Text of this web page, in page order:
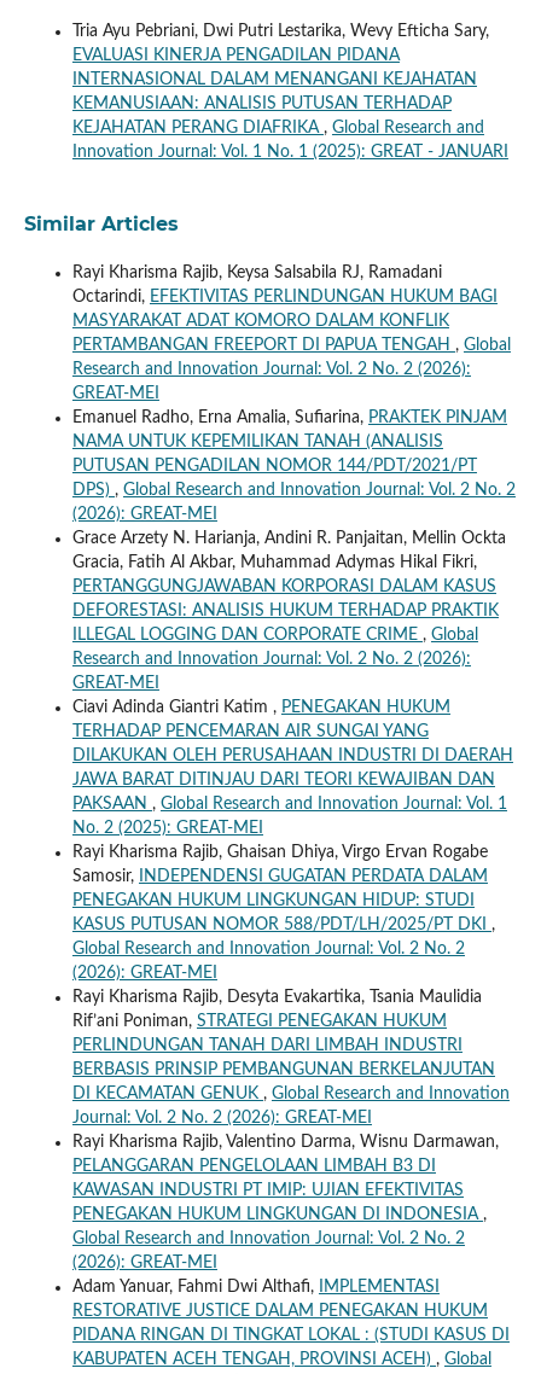
Tria Ayu Pebriani, Dwi Putri Lestarika, Wevy Efticha Sary,
EVALUASI KINERJA PENGADILAN PIDANA
INTERNASIONAL DALAM MENANGANI KEJAHATAN
KEMANUSIAAN: ANALISIS PUTUSAN TERHADAP
KEJAHATAN PERANG DIAFRIKA , Global Research and
Innovation Journal: Vol. 1 No. 1 (2025): GREAT - JANUARI
Similar Articles
Rayi Kharisma Rajib, Keysa Salsabila RJ, Ramadani
Octarindi, EFEKTIVITAS PERLINDUNGAN HUKUM BAGI
MASYARAKAT ADAT KOMORO DALAM KONFLIK
PERTAMBANGAN FREEPORT DI PAPUA TENGAH , Global
Research and Innovation Journal: Vol. 2 No. 2 (2026):
GREAT-MEI
Emanuel Radho, Erna Amalia, Sufiarina, PRAKTEK PINJAM
NAMA UNTUK KEPEMILIKAN TANAH (ANALISIS
PUTUSAN PENGADILAN NOMOR 144/PDT/2021/PT
DPS) , Global Research and Innovation Journal: Vol. 2 No. 2
(2026): GREAT-MEI
Grace Arzety N. Harianja, Andini R. Panjaitan, Mellin Ockta
Gracia, Fatih Al Akbar, Muhammad Adymas Hikal Fikri,
PERTANGGUNGJAWABAN KORPORASI DALAM KASUS
DEFORESTASI: ANALISIS HUKUM TERHADAP PRAKTIK
ILLEGAL LOGGING DAN CORPORATE CRIME , Global
Research and Innovation Journal: Vol. 2 No. 2 (2026):
GREAT-MEI
Ciavi Adinda Giantri Katim , PENEGAKAN HUKUM
TERHADAP PENCEMARAN AIR SUNGAI YANG
DILAKUKAN OLEH PERUSAHAAN INDUSTRI DI DAERAH
JAWA BARAT DITINJAU DARI TEORI KEWAJIBAN DAN
PAKSAAN , Global Research and Innovation Journal: Vol. 1
No. 2 (2025): GREAT-MEI
Rayi Kharisma Rajib, Ghaisan Dhiya, Virgo Ervan Rogabe
Samosir,
INDEPENDENSI GUGATAN PERDATA DALAM
PENEGAKAN HUKUM LINGKUNGAN HIDUP: STUDI
KASUS PUTUSAN NOMOR 588/PDT/LH/2025/PT DKI ,
Global Research and Innovation Journal: Vol. 2 No. 2
(2026): GREAT-MEI
Rayi Kharisma Rajib, Desyta Evakartika, Tsania Maulidia
Rif’ani Poniman, STRATEGI PENEGAKAN HUKUM
PERLINDUNGAN TANAH DARI LIMBAH INDUSTRI
BERBASIS PRINSIP PEMBANGUNAN BERKELANJUTAN
DI KECAMATAN GENUK , Global Research and Innovation
Journal: Vol. 2 No. 2 (2026): GREAT-MEI
Rayi Kharisma Rajib, Valentino Darma, Wisnu Darmawan,
PELANGGARAN PENGELOLAAN LIMBAH B3 DI
KAWASAN INDUSTRI PT IMIP: UJIAN EFEKTIVITAS
PENEGAKAN HUKUM LINGKUNGAN DI INDONESIA ,
Global Research and Innovation Journal: Vol. 2 No. 2
(2026): GREAT-MEI
Adam Yanuar, Fahmi Dwi Althafi,
IMPLEMENTASI
RESTORATIVE JUSTICE DALAM PENEGAKAN HUKUM
PIDANA RINGAN DI TINGKAT LOKAL : (STUDI KASUS DI
KABUPATEN ACEH TENGAH, PROVINSI ACEH) , Global